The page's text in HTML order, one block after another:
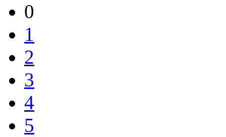
0
1
2
3
4
5